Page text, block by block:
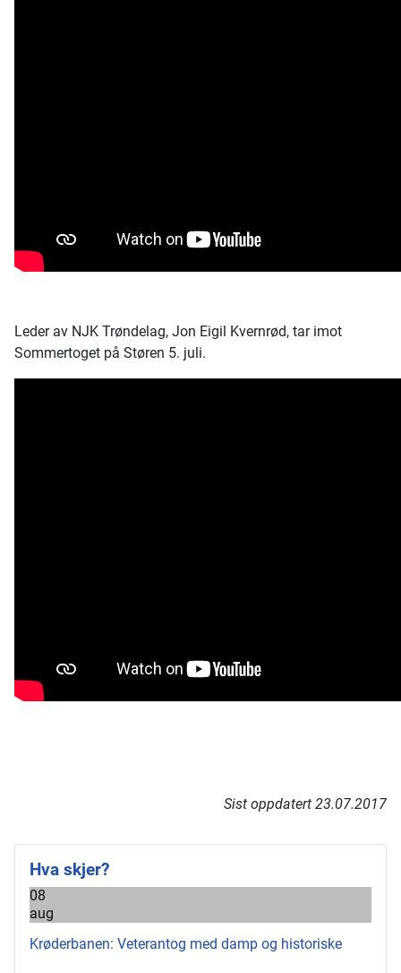
Hva skjer?
08
aug
Krøderbanen: Veterantog med damp og historiske
Leder av NJK Trøndelag, Jon Eigil Kvernrød, tar imot
Sommertoget på Støren 5. juli.
Sist oppdatert 23.07.2017